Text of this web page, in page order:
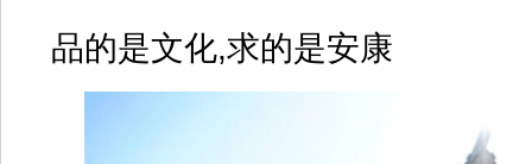
品的是文化,求的是安康